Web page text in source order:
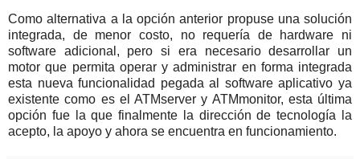
Como alternativa a la opción anterior propuse una solución
integrada, de menor costo, no requería de hardware ni
software adicional, pero si era necesario desarrollar un
motor que permita operar y administrar en forma integrada
esta nueva funcionalidad pegada al software aplicativo ya
existente como es el ATMserver y ATMmonitor, esta última
opción fue la que finalmente la dirección de tecnología la
acepto, la apoyo y ahora se encuentra en funcionamiento.